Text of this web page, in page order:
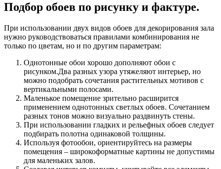
Подбор обоев по рисунку и фактуре.
При использовании двух видов обоев для декорирования зала
нужно руководствоваться правилами комбинирования не
только по цветам, но и по другим параметрам:
Однотонные обои хорошо дополняют обои с
рисунком.Два разных узора утяжеляют интерьер, но
можно подобрать сочетания растительных мотивов с
вертикальными полосами.
Маленькое помещение зрительно расширится
применением однотонных светлых обоев. Сочетанием
разных тонов можно визуально раздвинуть стены.
При использовании гладких и рельефных обоев следует
подбирать полотна одинаковой толщины.
Используя фотообои, ориентируйтесь на размеры
помещения – широкоформатные картины не допустимы
для маленьких залов.